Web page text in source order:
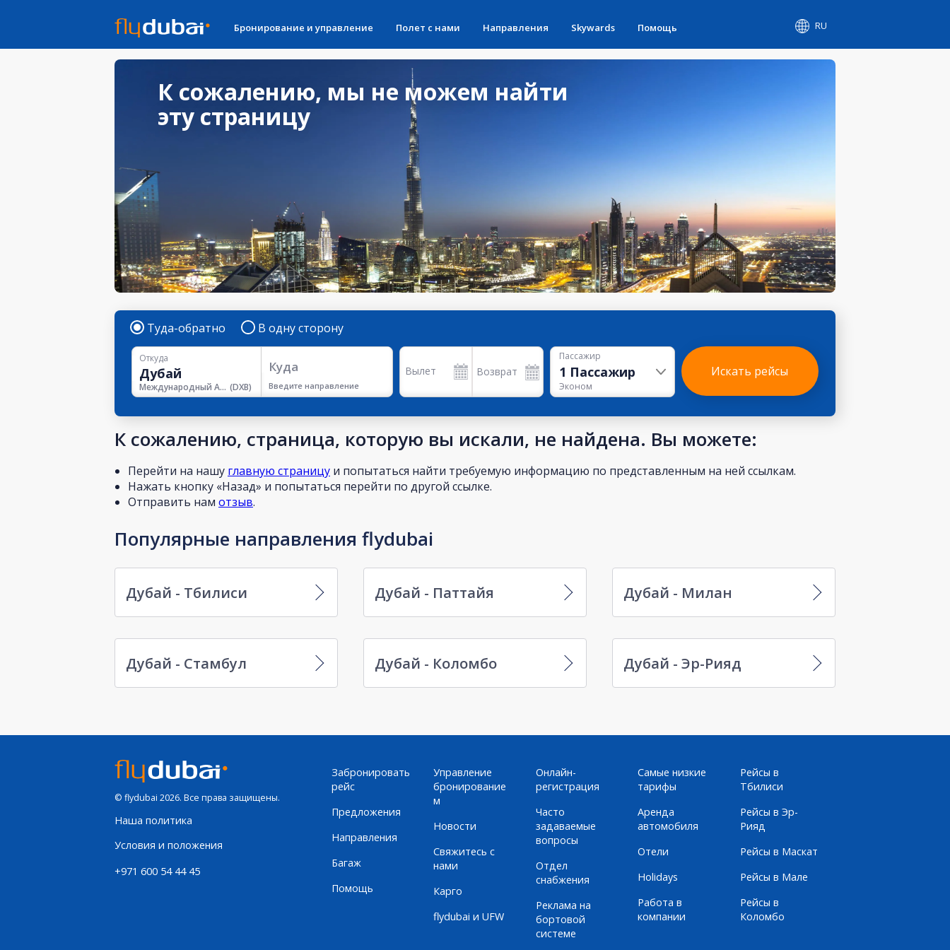
Бронирование и управление Полет с нами Направления Skywards Помощь RU
К сожалению, мы не можем найти
эту страницу
Туда-обратно В одну сторону
Откуда
Международный Аэропорт Дубая (DXB)
Куда
Введите направление
Вылет Возврат
Пассажир
1 Пассажир
Эконом
Искать рейсы
К сожалению, страница, которую вы искали, не найдена. Вы можете:
Перейти на нашу главную страницу и попытаться найти требуемую информацию по представленным на ней ссылкам.
Нажать кнопку «Назад» и попытаться перейти по другой ссылке.
Отправить нам отзыв.
Популярные направления flydubai
Дубай - Тбилиси Дубай - Паттайя Дубай - Милан
Дубай - Стамбул Дубай - Коломбо Дубай - Эр-Рияд
© flydubai 2026. Все права защищены.
Наша политика
Условия и положения
+971 600 54 44 45
Забронировать
рейс
Предложения
Направления
Багаж
Помощь
Управление
бронирование
м
Новости
Свяжитесь с
нами
Карго
flydubai и UFW
Онлайн-
регистрация
Часто
задаваемые
вопросы
Отдел
снабжения
Реклама на
бортовой
системе
Самые низкие
тарифы
Аренда
автомобиля
Отели
Holidays
Работа в
компании
Рейсы в
Тбилиси
Рейсы в Эр-
Рияд
Рейсы в Маскат
Рейсы в Мале
Рейсы в
Коломбо